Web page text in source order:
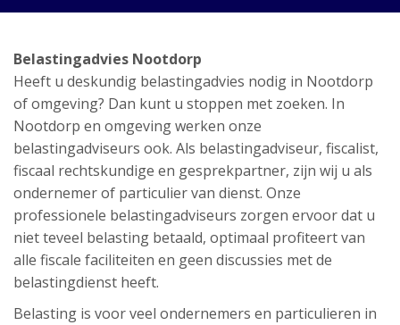
Belastingadvies Nootdorp
Heeft u deskundig belastingadvies nodig in Nootdorp
of omgeving? Dan kunt u stoppen met zoeken. In
Nootdorp en omgeving werken onze
belastingadviseurs ook. Als belastingadviseur, fiscalist,
fiscaal rechtskundige en gesprekpartner, zijn wij u als
ondernemer of particulier van dienst. Onze
professionele belastingadviseurs zorgen ervoor dat u
niet teveel belasting betaald, optimaal profiteert van
alle fiscale faciliteiten en geen discussies met de
belastingdienst heeft.
Belasting is voor veel ondernemers en particulieren in